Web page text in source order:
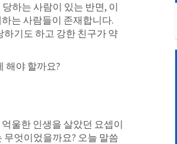
하는 사람이 있는 반면, 이
는 사람들이 존재합니다.
기도 하고 강한 친구가 약
해야 할까요?
울한 인생을 살았던 요셉이
엇이었을까요? 오늘 말씀